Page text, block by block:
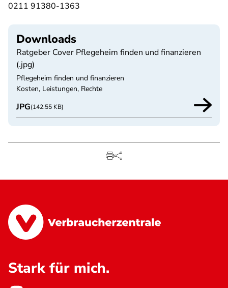
0211 91380-1363
Downloads
Ratgeber Cover Pflegeheim finden und finanzieren
(.jpg)
Pflegeheim finden und finanzieren
Kosten, Leistungen, Rechte
JPG(142.55 KB)
Stark für mich.